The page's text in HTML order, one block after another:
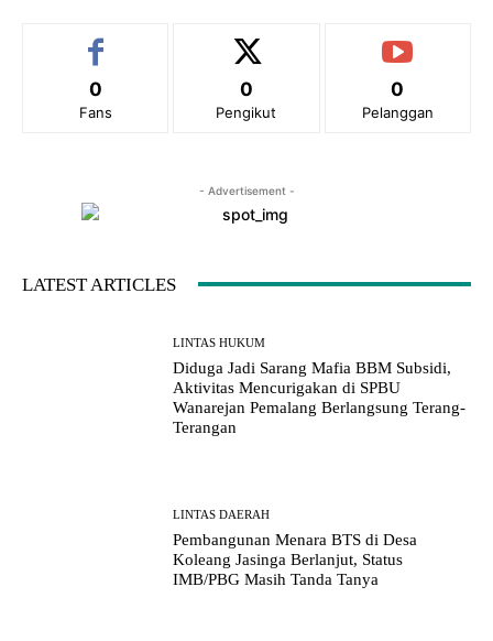
0
Fans
0
Pengikut
0
Pelanggan
- Advertisement -
LATEST ARTICLES
LINTAS HUKUM
Diduga Jadi Sarang Mafia BBM Subsidi,
Aktivitas Mencurigakan di SPBU
Wanarejan Pemalang Berlangsung Terang-
Terangan
LINTAS DAERAH
Pembangunan Menara BTS di Desa
Koleang Jasinga Berlanjut, Status
IMB/PBG Masih Tanda Tanya